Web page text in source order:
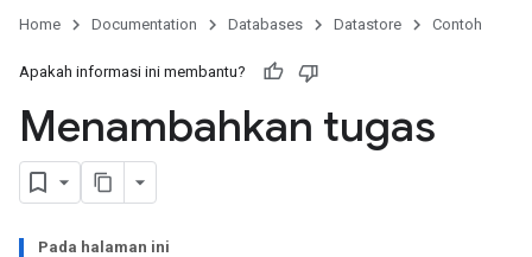
Home Documentation Databases Datastore Contoh
Apakah informasi ini membantu?
Menambahkan tugas
Pada halaman ini